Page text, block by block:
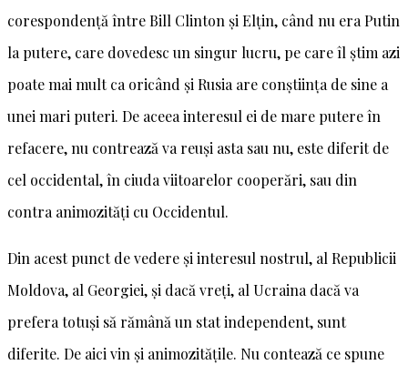
corespondență între Bill Clinton și Elțin, când nu era Putin
la putere, care dovedesc un singur lucru, pe care îl știm azi
poate mai mult ca oricând și Rusia are conștiința de sine a
unei mari puteri. De aceea interesul ei de mare putere în
refacere, nu contrează va reuși asta sau nu, este diferit de
cel occidental, în ciuda viitoarelor cooperări, sau din
contra animozități cu Occidentul.
Din acest punct de vedere și interesul nostrul, al Republicii
Moldova, al Georgiei, și dacă vreți, al Ucraina dacă va
prefera totuși să rămână un stat independent, sunt
diferite. De aici vin și animozitățile. Nu contează ce spune